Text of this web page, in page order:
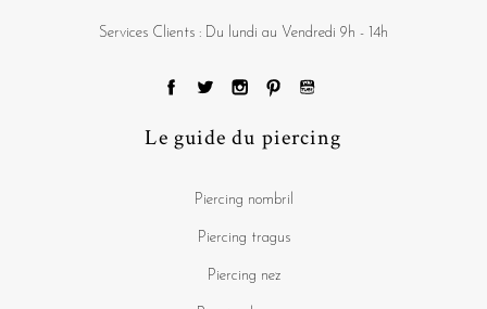
Services Clients : Du lundi au Vendredi 9h - 14h
Le guide du piercing
Piercing nombril
Piercing tragus
Piercing nez